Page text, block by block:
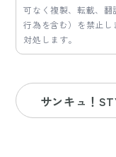
可なく複製、転載、
行為を含む）を禁止
対処します。
サンキュ！